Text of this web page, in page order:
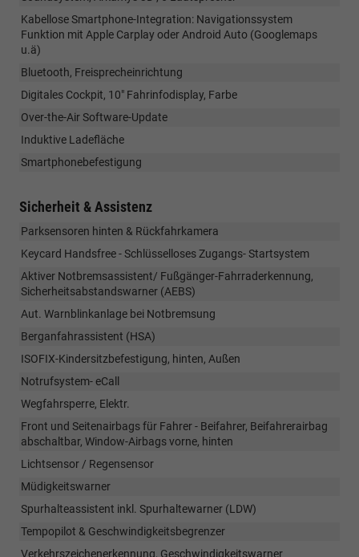
Kabellose Smartphone-Integration: Navigationssystem
Funktion mit Apple Carplay oder Android Auto (Googlemaps
u.ä)
Bluetooth, Freisprecheinrichtung
Digitales Cockpit, 10" Fahrinfodisplay, Farbe
Over-the-Air Software-Update
Induktive Ladefläche
Smartphonebefestigung
Sicherheit & Assistenz
Parksensoren hinten & Rückfahrkamera
Keycard Handsfree - Schlüsselloses Zugangs- Startsystem
Aktiver Notbremsassistent/ Fußgänger-Fahrraderkennung,
Sicherheitsabstandswarner (AEBS)
Aut. Warnblinkanlage bei Notbremsung
Berganfahrassistent (HSA)
ISOFIX-Kindersitzbefestigung, hinten, Außen
Notrufsystem- eCall
Wegfahrsperre, Elektr.
Front und Seitenairbags für Fahrer - Beifahrer, Beifahrerairbag
abschaltbar, Window-Airbags vorne, hinten
Lichtsensor / Regensensor
Müdigkeitswarner
Spurhalteassistent inkl. Spurhaltewarner (LDW)
Tempopilot & Geschwindigkeitsbegrenzer
Verkehrszeichenerkennung, Geschwindigkeitswarner